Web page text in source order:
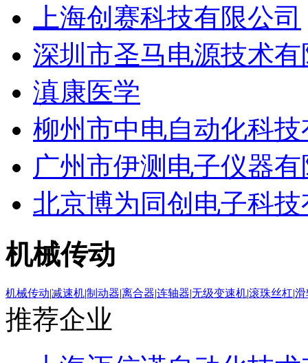
上海创赛科技有限公司
深圳市圣马电源技术
滇康医学
柳州市中电自动化科
广州市伊测电子仪器
北京博为同创电子科
机械传动
机械传动|减速机|制动器|离合器|连轴器|无级变速机|滚珠丝杠|滑
推荐企业